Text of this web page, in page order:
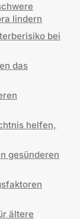
lindern
bei
das
helfen,
gesünderen
ältere